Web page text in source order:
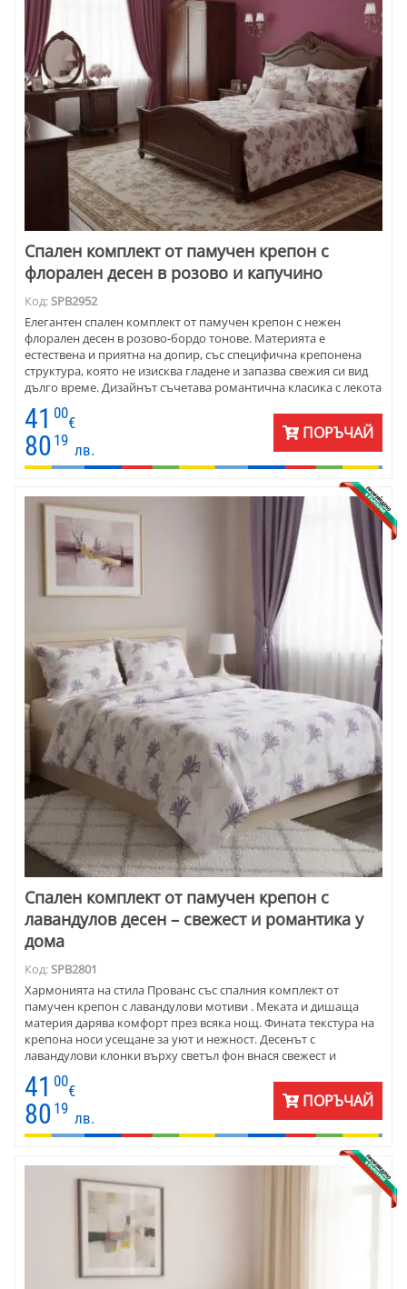
Спален комплект от памучен крепон с
флорален десен в розово и капучино
Код:SPB2952
Елегантен спален комплект от памучен крепон с нежен
флорален десен в розово-бордо тонове. Материята е
естествена и приятна на допир, със специфична крепонена
структура, която не изисква гладене и запазва свежия си вид
дълго време. Дизайнът съчетава романтична класика с лекота
и създава усещане за уют, стил и завършен интериор .
Подходящ за различни размери легла и практичен за
ежедневна употреба, този спален комплект е интелигентен
избор за дом, в който комфортът и естетиката вървят ръка за
ръка.
41 00
€
80 19
лв.
ПОРЪЧАЙ
Спален комплект от памучен крепон с
лавандулов десен – свежест и романтика у
дома
Код:SPB2801
Хармонията на стила Прованс със спалния комплект от
памучен крепон с лавандулови мотиви . Меката и дишаща
материя дарява комфорт през всяка нощ. Фината текстура на
крепона носи усещане за уют и нежност. Десенът с
лавандулови клонки върху светъл фон внася свежест и
спокойствие в спалнята, превръщайки я в истинско кътче за
релакс. Спалният комплект се предлага в различни размери –
от единично легло и легло тип приста до голяма спалня.
Подходящ за жени и мъже, които ценят комфорта и
естествената красота, той е идеалното решение за всеки дом,
41 00
€
80 19
лв.
ПОРЪЧАЙ